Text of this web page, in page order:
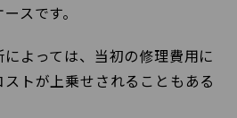
スです。
よっては、当初の修理費用に
トが上乗せされることもある